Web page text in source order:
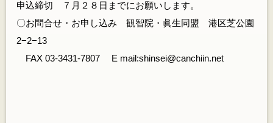
申込締切 ７月２８日までにお願いします。
〇お問合せ・お申し込み 観智院・眞生同盟 港区芝公園
2−2−13
FAX 03-3431-7807 E mail:shinsei@canchiin.net